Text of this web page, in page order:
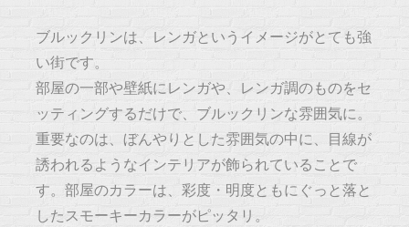
ブルックリンは、レンガというイメージがとても強
い街です。
部屋の一部や壁紙にレンガや、レンガ調のものをセ
ッティングするだけで、ブルックリンな雰囲気に。
重要なのは、ぼんやりとした雰囲気の中に、目線が
誘われるようなインテリアが飾られていることで
す。部屋のカラーは、彩度・明度ともにぐっと落と
したスモーキーカラーがピッタリ。